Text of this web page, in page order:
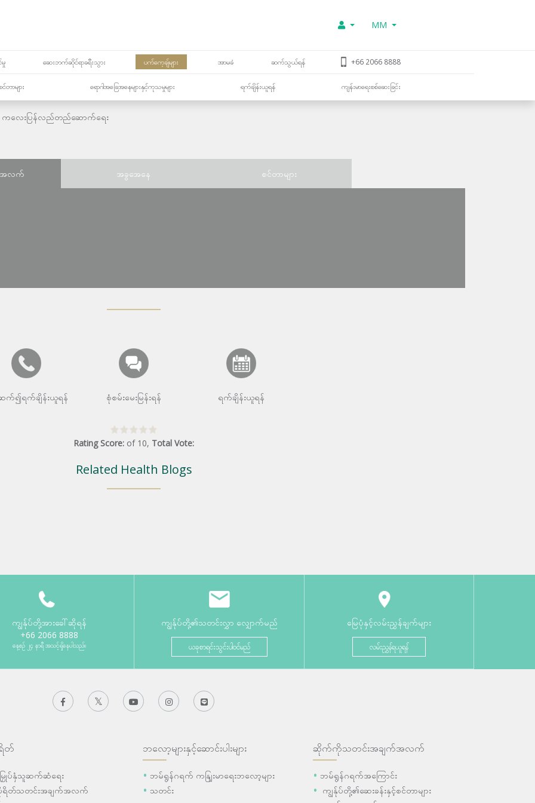
MM
မှု ဆေးဘက်ဆိုင်ရာခရီးသွား ပက်ကေ့ချ်များ အာမခံ ဆက်သွယ်ရန် +66 2066 8888
ာများ ရောဂါအခြေအနေများနှင့်ကုသမှုများ ရက်ချိန်းယူရန် ကျန်းမာရေးစစ်ဆေးခြင်း
ကလေးပြန်လည်တည်ဆောက်ရေး
အလက် အခွအေနေ စင်တာများ
က်၍ရက်ချိန်းယူရန် စုံစမ်းမေးမြန်းရန် ရက်ချိန်းယူရန်
Rating Score: of 10, Total Vote:
Related Health Blogs
ကျွန်ုပ်တို့အားခေါ်ဆိုရန်
+66 2066 8888
နေ့စဉ် ၂၄ နာရီ အသင့်ရှိနေပါသည်။
ကျွန်ုပ်တို့၏သတင်းလွှာ လျှောက်မည်
ယခုစာရင်းသွင်းပါဝင်မည်
မြေပုံနှင့်လမ်းညွှန်ချက်များ
လမ်းညွှန်ရယူရန်
တ်
မြှုပ်နှံသူဆက်ဆံရေး
ရိတ်သတင်းအချက်အလက်
ဘလော့များနှင့်ဆောင်းပါးများ
ဘမ်ရွန်ဂရက် ကနျြးမာရေးဘလော့များ
သတင်း
ဆိုက်ကိုသတင်းအချက်အလက်
ဘမ်ရွန်ဂရက်အကြောင်း
ကျွန်ုပ်တို့၏ဆေးခန်းနှင့်စင်တာများ